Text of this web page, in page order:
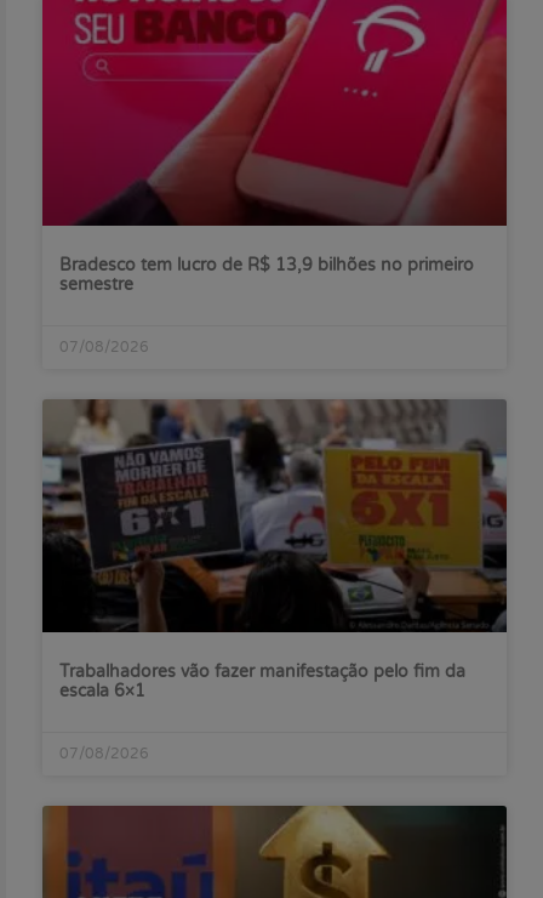
Bradesco tem lucro de R$ 13,9 bilhões no primeiro
semestre
07/08/2026
Trabalhadores vão fazer manifestação pelo fim da
escala 6×1
07/08/2026